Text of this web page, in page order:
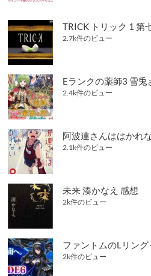
TRICK トリック 1 第
2.7k件のビュー
Eランクの薬師3 雪兎
2.4k件のビュー
阿波連さんははかれ
2.1k件のビュー
未来 湊かなえ 感想
2k件のビュー
ファントムのLリン
2k件のビュー